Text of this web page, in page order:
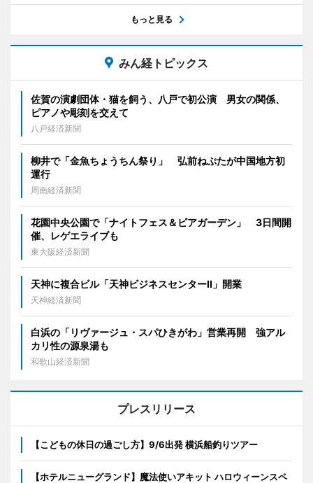
もっと見る
みん経トピックス
佐賀の演劇団体・猫を飼う、八戸で初公演 男女の関係、
ピアノや彫刻を交えて
八戸経済新聞
柳井で「金魚ちょうちん祭り」 弘前ねぷたが中国地方初
運行
周南経済新聞
花園中央公園で「ナイトフェス＆ビアガーデン」 3日間開
催、レゲエライブも
東大阪経済新聞
天神に複合ビル「天神ビジネスセンターII」開業
天神経済新聞
白浜の「リヴァージュ・スパひきがわ」営業再開 強アル
カリ性の源泉湯も
和歌山経済新聞
プレスリリース
【こどもの休日の過ごし方】9/6出発 横浜船釣りツアー
【ホテルニューグランド】魔法使いアキット ハロウィーンスペ